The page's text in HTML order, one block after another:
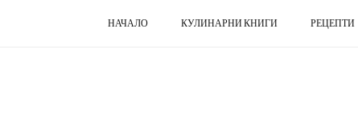
НАЧАЛО КУЛИНАРНИ КНИГИ РЕЦЕПТИ